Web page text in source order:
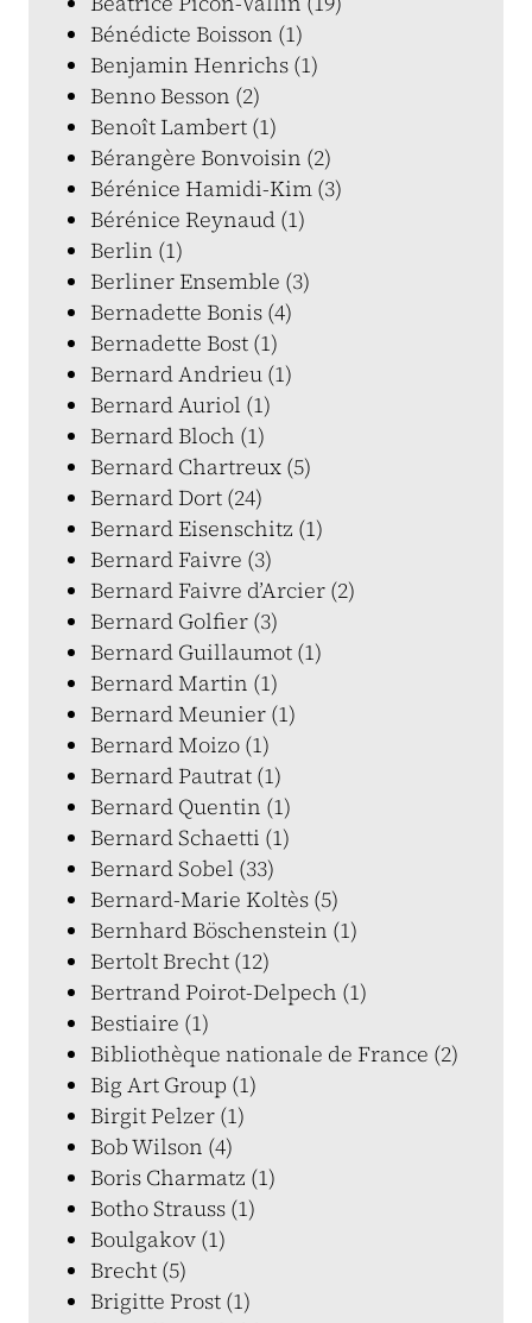
Bénédicte Boisson (1)
Benjamin Henrichs (1)
Benno Besson (2)
Benoît Lambert (1)
Bérangère Bonvoisin (2)
Bérénice Hamidi-Kim (3)
Bérénice Reynaud (1)
Berlin (1)
Berliner Ensemble (3)
Bernadette Bonis (4)
Bernadette Bost (1)
Bernard Andrieu (1)
Bernard Auriol (1)
Bernard Bloch (1)
Bernard Chartreux (5)
Bernard Dort (24)
Bernard Eisenschitz (1)
Bernard Faivre (3)
Bernard Faivre d’Arcier (2)
Bernard Golfier (3)
Bernard Guillaumot (1)
Bernard Martin (1)
Bernard Meunier (1)
Bernard Moizo (1)
Bernard Pautrat (1)
Bernard Quentin (1)
Bernard Schaetti (1)
Bernard Sobel (33)
Bernard-Marie Koltès (5)
Bernhard Böschenstein (1)
Bertolt Brecht (12)
Bertrand Poirot-Delpech (1)
Bestiaire (1)
Bibliothèque nationale de France (2)
Big Art Group (1)
Birgit Pelzer (1)
Bob Wilson (4)
Boris Charmatz (1)
Botho Strauss (1)
Boulgakov (1)
Brecht (5)
Brigitte Prost (1)